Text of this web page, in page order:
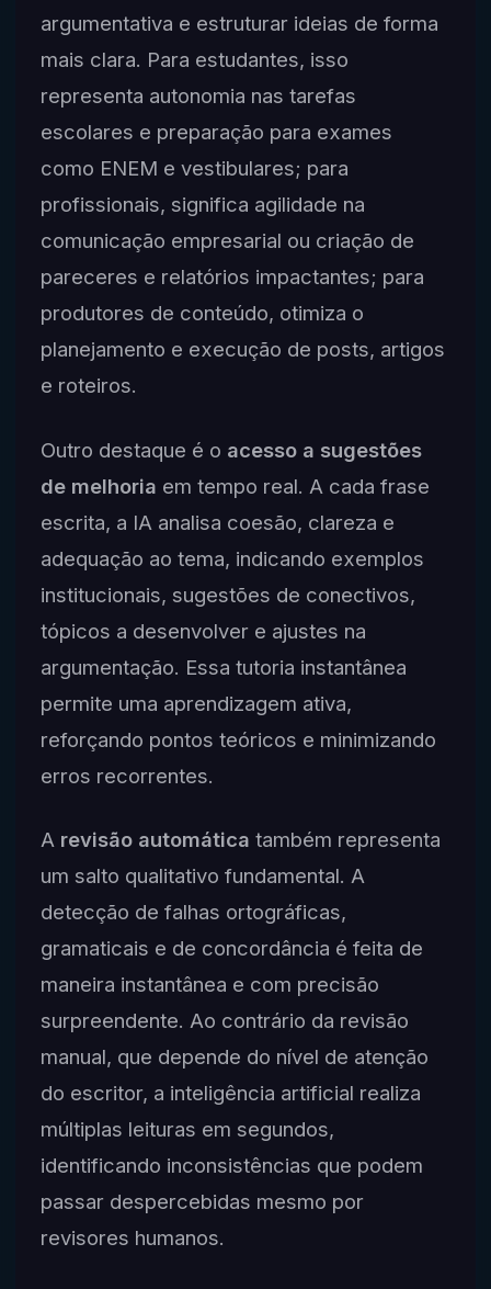
argumentativa e estruturar ideias de forma
mais clara. Para estudantes, isso
representa autonomia nas tarefas
escolares e preparação para exames
como ENEM e vestibulares; para
profissionais, significa agilidade na
comunicação empresarial ou criação de
pareceres e relatórios impactantes; para
produtores de conteúdo, otimiza o
planejamento e execução de posts, artigos
e roteiros.
Outro destaque é o acesso a sugestões
de melhoria em tempo real. A cada frase
escrita, a IA analisa coesão, clareza e
adequação ao tema, indicando exemplos
institucionais, sugestões de conectivos,
tópicos a desenvolver e ajustes na
argumentação. Essa tutoria instantânea
permite uma aprendizagem ativa,
reforçando pontos teóricos e minimizando
erros recorrentes.
A revisão automática também representa
um salto qualitativo fundamental. A
detecção de falhas ortográficas,
gramaticais e de concordância é feita de
maneira instantânea e com precisão
surpreendente. Ao contrário da revisão
manual, que depende do nível de atenção
do escritor, a inteligência artificial realiza
múltiplas leituras em segundos,
identificando inconsistências que podem
passar despercebidas mesmo por
revisores humanos.